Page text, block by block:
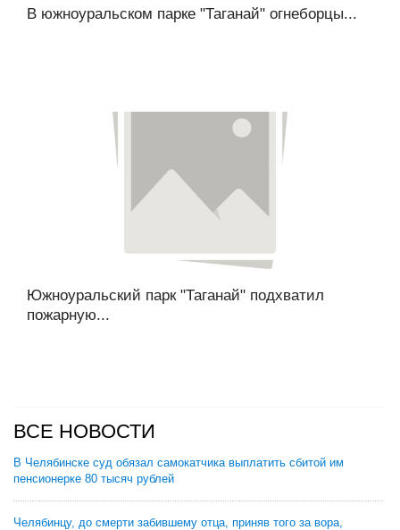
В южноуральском парке "Таганай" огнеборцы...
Южноуральский парк "Таганай" подхватил
пожарную...
ВСЕ НОВОСТИ
В Челябинске суд обязал самокатчика выплатить сбитой им
пенсионерке 80 тысяч рублей
Челябинцу, до смерти забившему отца, приняв того за вора,